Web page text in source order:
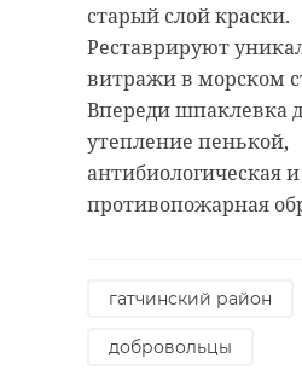
старый слой краски.
Реставрируют
витражи в морском
Впереди шпаклевка
утепление пенькой,
антибиологическая и
противопожарная
гатчинский район
добровольцы